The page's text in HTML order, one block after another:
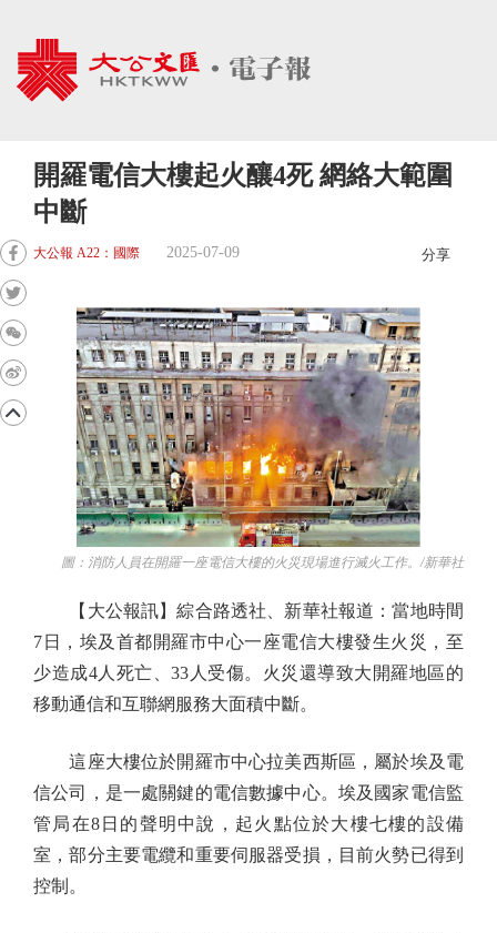
開羅電信大樓起火釀4死 網絡大範圍
中斷
大公報 A22：國際 2025-07-09 分享
圖：消防人員在開羅一座電信大樓的火災現場進行滅火工作。/新華社
【大公報訊】綜合路透社、新華社報道：當地時間
7日，埃及首都開羅市中心一座電信大樓發生火災，至
少造成4人死亡、33人受傷。火災還導致大開羅地區的
移動通信和互聯網服務大面積中斷。
這座大樓位於開羅市中心拉美西斯區，屬於埃及電
信公司，是一處關鍵的電信數據中心。埃及國家電信監
管局在8日的聲明中說，起火點位於大樓七樓的設備
室，部分主要電纜和重要伺服器受損，目前火勢已得到
控制。